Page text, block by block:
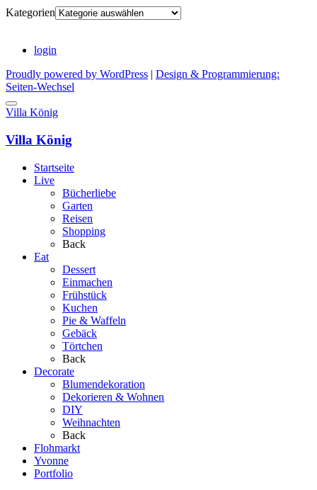
Kategorien
login
Proudly powered by WordPress
Design & Programmierung:
Seiten-Wechsel
Villa König
Villa König
Startseite
Live
Bücherliebe
Garten
Reisen
Shopping
Back
Eat
Dessert
Einmachen
Frühstück
Kuchen
Pie & Waffeln
Gebäck
Törtchen
Back
Decorate
Blumendekoration
Dekorieren & Wohnen
DIY
Weihnachten
Back
Flohmarkt
Yvonne
Portfolio